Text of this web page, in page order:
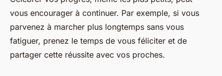
vous encourager à continuer. Par exemple, si vous
parvenez à marcher plus longtemps sans vous
fatiguer, prenez le temps de vous féliciter et de
partager cette réussite avec vos proches.